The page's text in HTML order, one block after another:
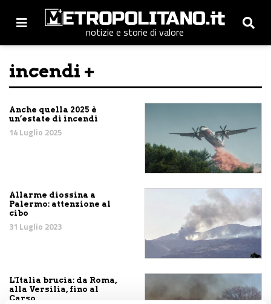
notizie e storie di valore
incendi +
Anche quella 2025 è
un’estate di incendi
14 Luglio 2025
Allarme diossina a
Palermo: attenzione al
cibo
31 Luglio 2023
L'Italia brucia: da Roma,
alla Versilia, fino al
Carso